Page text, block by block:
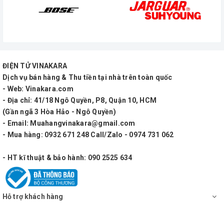
Loại loa: Loa Karaoke
Loa âm trầm: Loa âm trầm (Woofer) hình nón
kích thước 20cm x 1 chiếc
Điện đầu vào t tối đa: 300W
Công suất trung bình: 150W
Độ nhạy tần số: 40-20 kHz
Trở kháng: 8Ω
Kích thước: 506(R) x 291(C) x 284(D) mm
ĐIỆN TỬ VINAKARA
Dịch vụ bán hàng & Thu tiền tại nhà trên toàn quốc
- Web: Vinakara.com
- Địa chỉ: 41/18 Ngô Quyền, P8, Quận 10, HCM
(Gần ngã 3 Hòa Hảo - Ngô Quyền)
- Email: Muahangvinakara@gmail.com
- Mua hàng: 0932 671 248 Call/Zalo - 0974 731 062
- HT kĩ thuật & bảo hành: 090 2525 634
Hỗ trợ khách hàng